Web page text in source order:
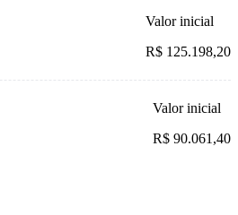
Valor inicial
R$ 125.198,20
Valor inicial
R$ 90.061,40